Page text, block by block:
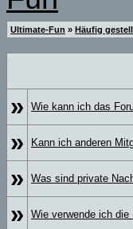
Ultimate-Fun » Häufig
»
Wie kann ich das
» Kann ich anderen
» Was sind private
» Wie verwende ich die